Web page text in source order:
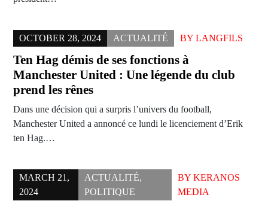
OCTOBER 28, 2024 ACTUALITÉ BY LANGFILS
Ten Hag démis de ses fonctions à
Manchester United : Une légende du club
prend les rênes
Dans une décision qui a surpris l’univers du football,
Manchester United a annoncé ce lundi le licenciement d’Erik
ten Hag.…
MARCH 21,
2024
ACTUALITÉ,
POLITIQUE
BYKERANOS
MEDIA